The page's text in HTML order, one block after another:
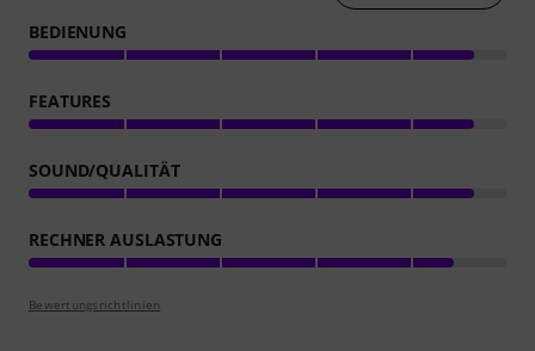
BEDIENUNG
FEATURES
SOUND/QUALITÄT
RECHNER AUSLASTUNG
Bewertungsrichtlinien